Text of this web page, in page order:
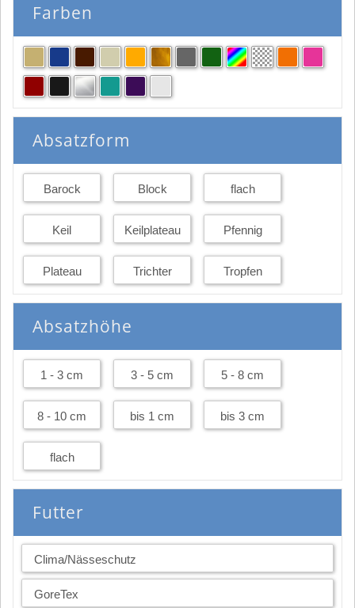
Farben
Absatzform
Barock Block flach
Keil Keilplateau Pfennig
Plateau Trichter Tropfen
Absatzhöhe
1 - 3 cm 3 - 5 cm 5 - 8 cm
8 - 10 cm bis 1 cm bis 3 cm
flach
Futter
Clima/Nässeschutz
GoreTex